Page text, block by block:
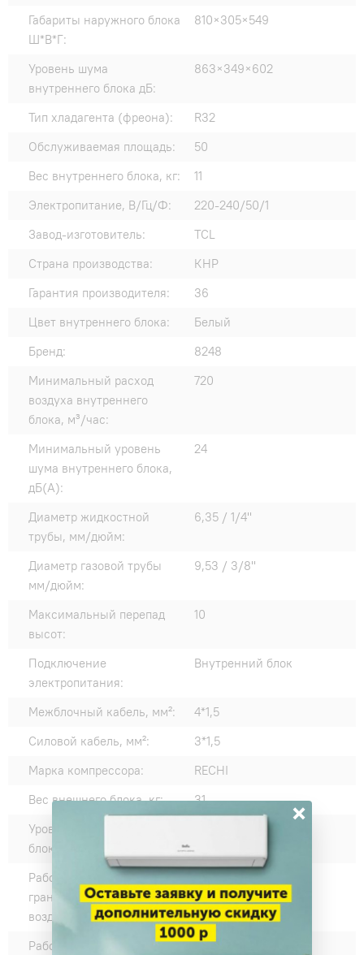
Габариты наружного блока
Ш*В*Г:
810×305×549
Уровень шума
внутреннего блока дБ:
863×349×602
Тип хладагента (фреона):
R32
Обслуживаемая площадь:
50
Вес внутреннего блока, кг:
11
Электропитание, В/Гц/Ф:
220-240/50/1
Завод-изготовитель:
TCL
Страна производства:
КНР
Гарантия производителя:
36
Цвет внутреннего блока:
Белый
Бренд:
8248
Минимальный расход
воздуха внутреннего
блока, м³/час:
720
Минимальный уровень
шума внутреннего блока,
дБ(А):
24
Диаметр жидкостной
трубы, мм/дюйм:
6,35 / 1/4"
Диаметр газовой трубы
мм/дюйм:
9,53 / 3/8"
Максимальный перепад
высот:
10
Подключение
электропитания:
Внутренний блок
Межблочный кабель, мм²:
4*1,5
Силовой кабель, мм²:
3*1,5
Марка компрессора:
RECHI
Вес внешнего блока, кг:
31
Уровень шума наружного
блока, дБ(А):
Рабочие температурные
границы наружного
воздуха (охлаждение) °C:
-15...+53
Рабочие температурные
-20...+30
×